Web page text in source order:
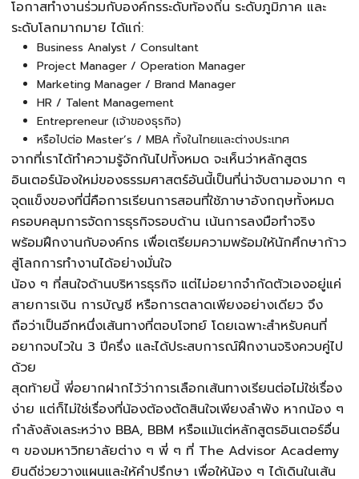
โอกาสทำงานร่วมกับองค์กรระดับท้องถิ่น ระดับภูมิภาค และ
ระดับโลกมากมาย ได้แก่:
Business Analyst / Consultant
Project Manager / Operation Manager
Marketing Manager / Brand Manager
HR / Talent Management
Entrepreneur (เจ้าของธุรกิจ)
หรือไปต่อ Master’s / MBA ทั้งในไทยและต่างประเทศ
จากที่เราได้ทำความรู้จักกันไปทั้งหมด จะเห็นว่าหลักสูตร
อินเตอร์น้องใหม่ของธรรมศาสตร์อันนี้เป็นที่น่าจับตามองมาก ๆ
จุดแข็งของที่นี่คือการเรียนการสอนที่ใช้ภาษาอังกฤษทั้งหมด
ครอบคลุมการจัดการธุรกิจรอบด้าน เน้นการลงมือทำจริง
พร้อมฝึกงานกับองค์กร เพื่อเตรียมความพร้อมให้นักศึกษาก้าว
สู่โลกการทำงานได้อย่างมั่นใจ
น้อง ๆ ที่สนใจด้านบริหารธุรกิจ แต่ไม่อยากจำกัดตัวเองอยู่แค่
สายการเงิน การบัญชี หรือการตลาดเพียงอย่างเดียว จึง
ถือว่าเป็นอีกหนึ่งเส้นทางที่ตอบโจทย์ โดยเฉพาะสำหรับคนที่
อยากจบไวใน 3 ปีครึ่ง และได้ประสบการณ์ฝึกงานจริงควบคู่ไป
ด้วย
สุดท้ายนี้ พี่อยากฝากไว้ว่าการเลือกเส้นทางเรียนต่อไม่ใช่เรื่อง
ง่าย แต่ก็ไม่ใช่เรื่องที่น้องต้องตัดสินใจเพียงลำพัง หากน้อง ๆ
กำลังลังเลระหว่าง BBA, BBM หรือแม้แต่หลักสูตรอินเตอร์อื่น
ๆ ของมหาวิทยาลัยต่าง ๆ พี่ ๆ ที่ The Advisor Academy
ยินดีช่วยวางแผนและให้คำปรึกษา เพื่อให้น้อง ๆ ได้เดินในเส้น